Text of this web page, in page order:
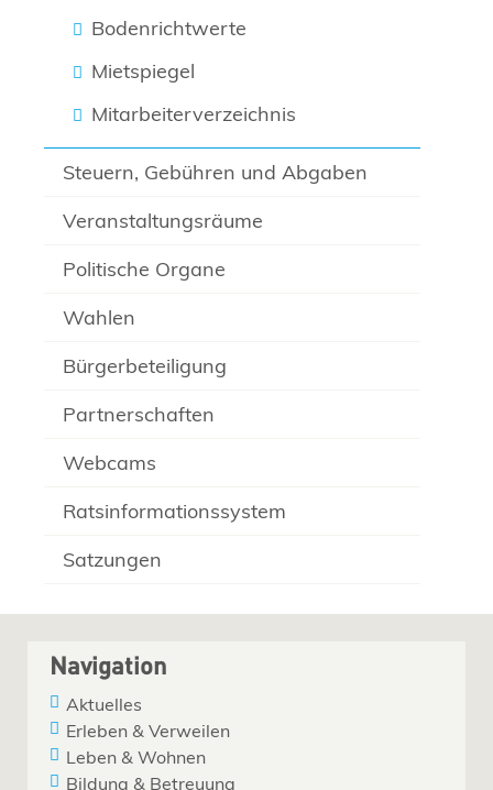
Bodenrichtwerte
Mietspiegel
Mitarbeiterverzeichnis
Steuern, Gebühren und Abgaben
Veranstaltungsräume
Politische Organe
Wahlen
Bürgerbeteiligung
Partnerschaften
Webcams
Ratsinformationssystem
Satzungen
Navigation
Aktuelles
Erleben & Verweilen
Leben & Wohnen
Bildung & Betreuung